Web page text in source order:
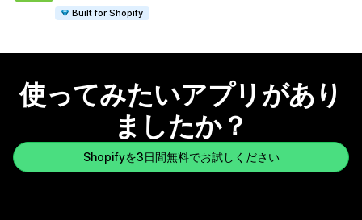
Built for Shopify
使ってみたいアプリがあり
ましたか？
Shopifyを3日間無料でお試しください